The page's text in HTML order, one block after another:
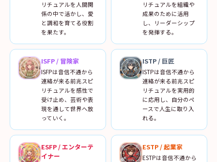
リチュアルを人間関
係の中で活かし、愛
と調和を育てる役割
を果たす。
リチュアルを組織や
成果のために活用
し、リーダーシップ
を発揮する。
ISFP/ 冒険家
ISFPは音信不通から
連絡が来る前兆スピ
リチュアルを感性で
受け止め、芸術や表
現を通して世界へ放
っていく。
ISTP/ 巨匠
ISTPは音信不通から
連絡が来る前兆スピ
リチュアルを実用的
に応用し、自分のペ
ースで人生に取り入
れる。
ESFP/エンターテ
イナー
ESTP/起業家
ESTPは音信不通から